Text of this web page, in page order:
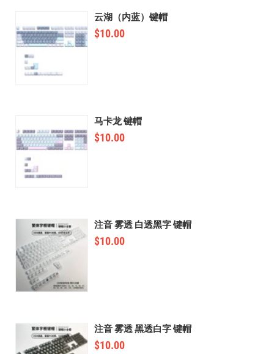
云湖（内蓝）键帽
$10.00
马卡龙 键帽
$10.00
注音 雾透 白透黑字 键帽
$10.00
注音 雾透 黑透白字 键帽
$10.00